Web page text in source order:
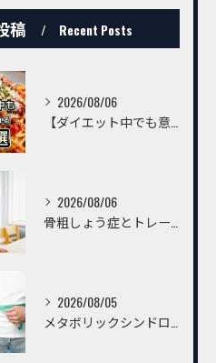
稿 Recent Posts
2026/08/06
2026/08/06
2026/08/05